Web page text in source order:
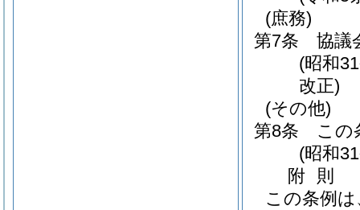
(庶務)
第7条
協議
(昭和
改正)
(その他)
第8条
この
(昭和
附 則
この条例